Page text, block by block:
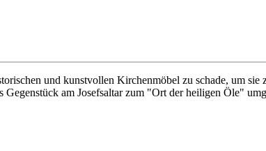
und kunstvollen Kirchenmöbel zu schade, um sie
am Josefsaltar zum "Ort der heiligen Öle"